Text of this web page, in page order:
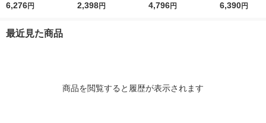
ケア チキン 2kg 3袋
オシ）
6,276円
ケア チキン 2kg 1袋
2,398円
ー チキン ＋ 白身魚 1.
4,796円
お かつお節
6,390円
最近見た商品
商品を閲覧すると履歴が表示されます